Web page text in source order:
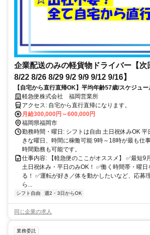
企業配送のみの軽貨物ドライバー【次
8/22 8/26 8/29 9/2 9/9 9/12 9/16】
【自宅から直行直帰OK】平均年齢57歳/スケジュ
休みOK /企業間の配送のみで個人宅配送なし！
軽急便株式会社 福岡営業所
アクセス: 自宅から直行直帰になります。
月給300,000円～600,000円
福岡県福岡市
勤務時間・曜日: シフトは自由 土日祝休みOK 平
きな曜日、時間に稼働可能 9時～18時が最も仕
時間勤務も可能です。
仕事内容: 【軽急便のここがオススメ】 ✅最短9
土日祝休み・平日のみOK！ ✅働く時間帯・曜日
る！ ✅運転が好き／体を動かしたいなど、応募
ら...
シフト自由 週2・3日からOK
同じ企業の求人
業務委託